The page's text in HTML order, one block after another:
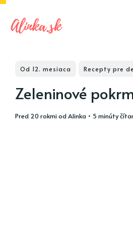
Od 12. mesiaca Recepty pre
Zeleninové
pred 20 rokmiodAlinka • 5 minúty